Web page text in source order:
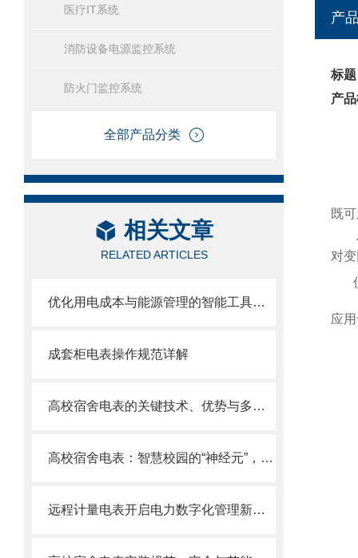
医疗IT系统
消防设备电源监控系统
防火门监控系统
全部产品分类
相关文章
RELATED ARTICLES
优化用电成本与能源管理的智能工具——尖峰平谷计量电表详解
成套柜电表操作规范详解
高校宿舍电表的关键技术、优势与多元应用
高校宿舍电表：智慧校园的“神经元”，赋能绿色管理与便捷生活
远程计量电表开启电力数字化管理新纪元
产
标
产
既
对
应